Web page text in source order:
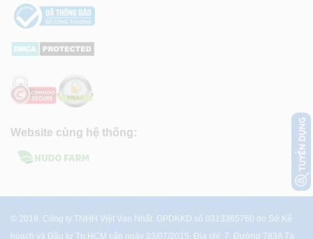
Website cùng hệ thống:
© 2018. Công ty TNHH Việt Vạn Nhất. GPDKKD số 0313365760 do Sở Kế
hoạch và Đầu tư Tp.HCM cấp ngày 23/07/2015. Địa chỉ: 7, Đường 783A Tạ